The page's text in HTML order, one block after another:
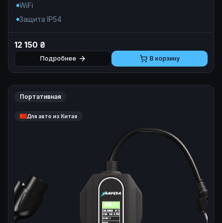
WiFi
Защита IP54
12 150 ₴
Подробнее В корзину
Портативная
Для авто из Китая